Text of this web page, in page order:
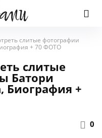
слитые фотографии
+ 70 ФОТО
слитые
Батори
Биография +
0